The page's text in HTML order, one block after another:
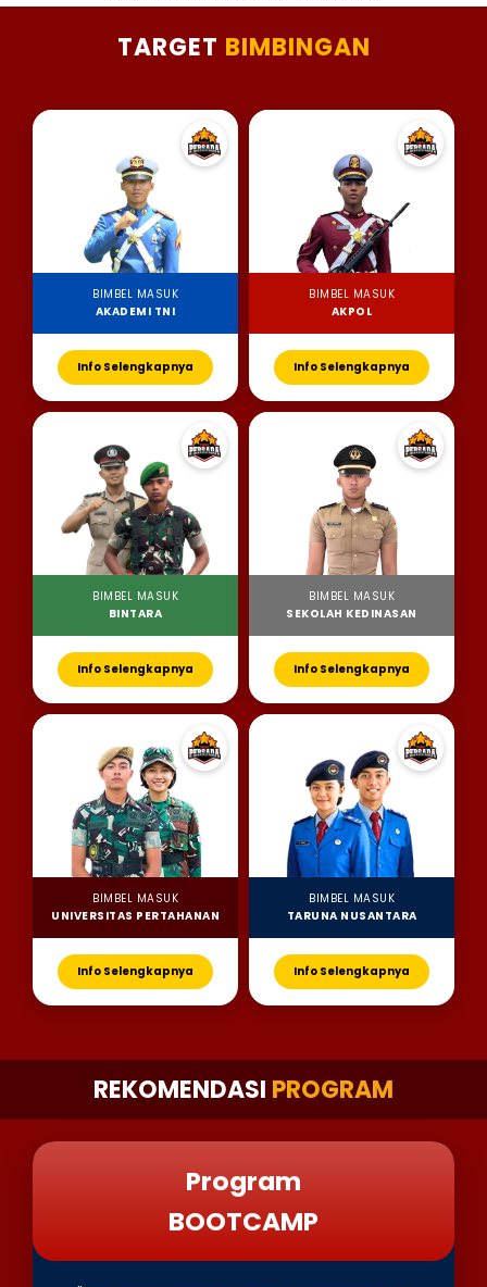
TARGET BIMBINGAN
BIMBEL MASUK
AKADEMI TNI
Info Selengkapnya
BIMBEL MASUK
AKPOL
Info Selengkapnya
BIMBEL MASUK
BINTARA
Info Selengkapnya
BIMBEL MASUK
SEKOLAH KEDINASAN
Info Selengkapnya
BIMBEL MASUK
UNIVERSITAS PERTAHANAN
Info Selengkapnya
BIMBEL MASUK
TARUNA NUSANTARA
Info Selengkapnya
REKOMENDASI PROGRAM
Program
BOOTCAMP